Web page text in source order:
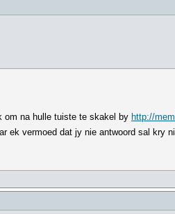
om na hulle tuiste te skakel by http://
ek vermoed dat jy nie antwoord sal kry